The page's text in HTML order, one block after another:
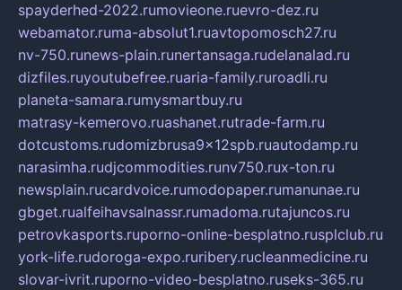
spayderhed-2022.rumovieone.ruevro-dez.ru
webamator.ruma-absolut1.ruavtopomosch27.ru
nv-750.runews-plain.runertansaga.rudelanalad.ru
dizfiles.ruyoutubefree.ruaria-family.ruroadli.ru
planeta-samara.rumysmartbuy.ru
matrasy-kemerovo.ruashanet.rutrade-farm.ru
dotcustoms.rudomizbrusa9x12spb.ruautodamp.ru
narasimha.rudjcommodities.runv750.rux-ton.ru
newsplain.rucardvoice.rumodopaper.rumanunae.ru
gbget.rualfeihavsalnassr.rumadoma.rutajuncos.ru
petrovkasports.ruporno-online-besplatno.rusplclub.ru
york-life.rudoroga-expo.ruribery.rucleanmedicine.ru
slovar-ivrit.ruporno-video-besplatno.ruseks-365.ru